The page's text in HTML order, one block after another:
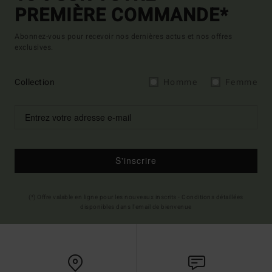
PREMIÈRE COMMANDE*
Abonnez-vous pour recevoir nos dernières actus et nos offres
exclusives.
Collection
S'inscrire